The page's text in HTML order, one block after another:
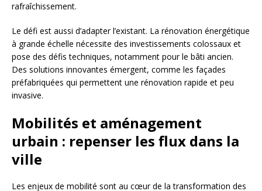
rafraîchissement.
Le défi est aussi d’adapter l’existant. La rénovation énergétique
à grande échelle nécessite des investissements colossaux et
pose des défis techniques, notamment pour le bâti ancien.
Des solutions innovantes émergent, comme les façades
préfabriquées qui permettent une rénovation rapide et peu
invasive.
Mobilités et aménagement
urbain : repenser les flux dans la
ville
Les enjeux de mobilité sont au cœur de la transformation des